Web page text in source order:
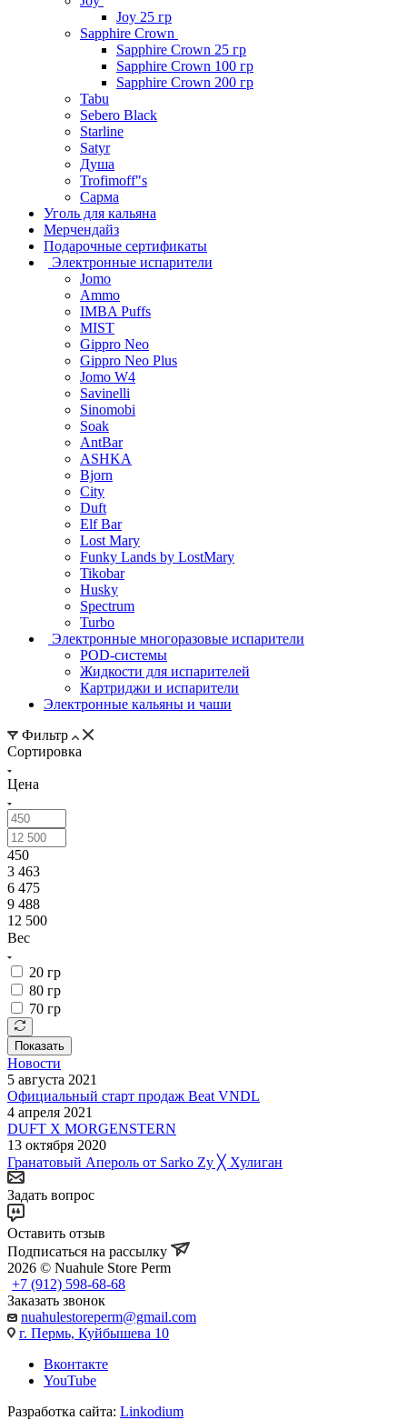
Joy 25 гр
Sapphire Crown
Sapphire Crown 25 гр
Sapphire Crown 100 гр
Sapphire Crown 200 гр
Tabu
Sebero Black
Starline
Satyr
Душа
Trofimoff"s
Сарма
Уголь для кальяна
Мерчендайз
Подарочные сертификаты
Электронные испарители
Jomo
Ammo
IMBA Puffs
MIST
Gippro Neo
Gippro Neo Plus
Jomo W4
Savinelli
Sinomobi
Soak
AntBar
ASHKA
Bjorn
City
Duft
Elf Bar
Lost Mary
Funky Lands by LostMary
Tikobar
Husky
Spectrum
Turbo
Электронные многоразовые испарители
POD-системы
Жидкости для испарителей
Картриджи и испарители
Электронные кальяны и чаши
Фильтр
Сортировка
Цена
450
3 463
6 475
9 488
12 500
Вес
20 гр
80 гр
70 гр
Показать
Новости
5 августа 2021
Официальный старт продаж Beat VNDL
4 апреля 2021
DUFT X MORGENSTERN
13 октября 2020
Гранатовый Апероль от Sarko Zy ╳ Хулиган
Задать вопрос
Оставить отзыв
Подписаться на рассылку
2026 © Nuahule Store Perm
+7 (912) 598-68-68
Заказать звонок
nuahulestoreperm@gmail.com
г. Пермь, Куйбышева 10
Вконтакте
YouTube
Разработка сайта: Linkodium